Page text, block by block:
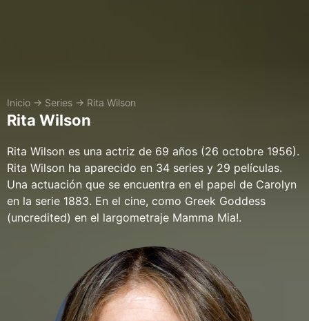
Inicio → Series → Rita Wilson
Rita Wilson
Rita Wilson es una actriz de 69 años (26 octobre 1956).
Rita Wilson ha aparecido en 34 series y 29 películas.
Una actuación que se encuentra en el papel de Carolyn
en la serie 1883. En el cine, como Greek Goddess
(uncredited) en el largometraje Mamma Mia!.